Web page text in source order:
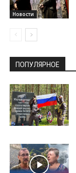
Новости
ПОПУЛЯРНОЕ